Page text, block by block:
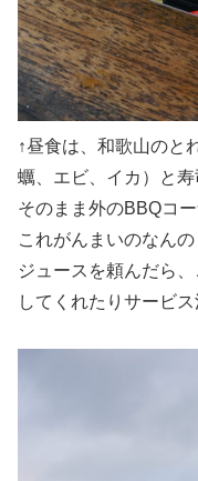
↑昼食は、和歌山のと
蠣、エビ、イカ）と寿
そのまま外のBBQコ
これがんまいのなん
ジュースを頼んだら
してくれたりサービス